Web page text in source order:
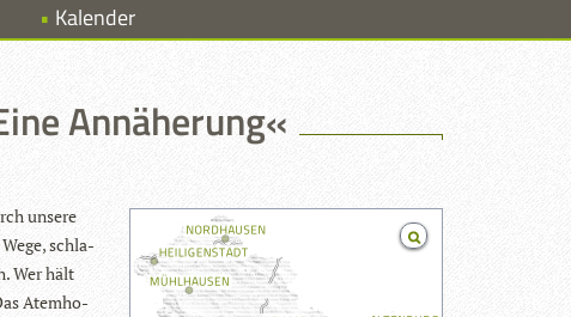
Kalender
Annäherung«
unsere
schla­
Wer hält
Atem­ho­